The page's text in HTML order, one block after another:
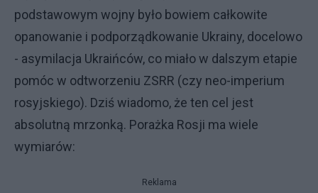
podstawowym wojny było bowiem całkowite
opanowanie i podporządkowanie Ukrainy, docelowo
- asymilacja Ukraińców, co miało w dalszym etapie
pomóc w odtworzeniu ZSRR (czy neo-imperium
rosyjskiego). Dziś wiadomo, że ten cel jest
absolutną mrzonką. Porażka Rosji ma wiele
wymiarów:
Reklama